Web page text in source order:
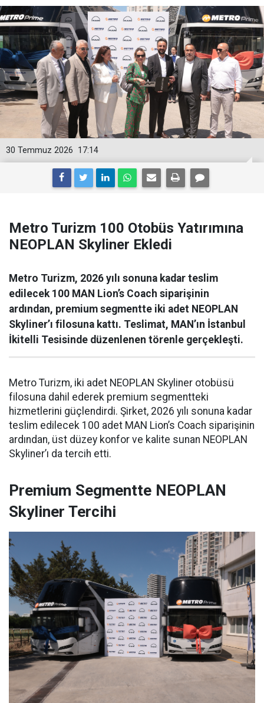
17:14
30 Temmuz 2026
Metro Turizm 100 Otobüs Yatırımına
NEOPLAN Skyliner Ekledi
Metro Turizm, 2026 yılı sonuna kadar teslim
edilecek 100 MAN Lion’s Coach siparişinin
ardından, premium segmentte iki adet NEOPLAN
Skyliner’ı filosuna kattı. Teslimat, MAN’ın İstanbul
İkitelli Tesisinde düzenlenen törenle gerçekleşti.
Metro Turizm, iki adet NEOPLAN Skyliner otobüsü
filosuna dahil ederek premium segmentteki
hizmetlerini güçlendirdi. Şirket, 2026 yılı sonuna kadar
teslim edilecek 100 adet MAN Lion’s Coach siparişinin
ardından, üst düzey konfor ve kalite sunan NEOPLAN
Skyliner’ı da tercih etti.
Premium Segmentte NEOPLAN
Skyliner Tercihi